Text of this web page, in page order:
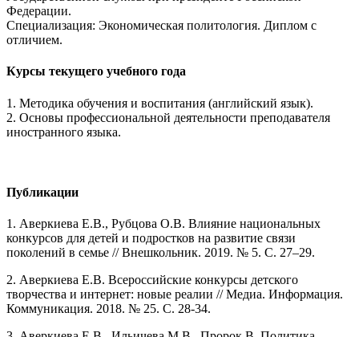
Федерации.
Специализация: Экономическая политология. Диплом с
отличием.
Курсы текущего учебного года
1. Методика обучения и воспитания (английский язык).
2. Основы профессиональной деятельности преподавателя
иностранного языка.
Публикации
1. Аверкиева Е.В., Рубцова О.В. Влияние национальных
конкурсов для детей и подростков на развитие связи
поколений в семье // Внешкольник. 2019. № 5. С. 27–29.
2. Аверкиева Е.В. Всероссийские конкурсы детского
творчества и интернет: новые реалии // Медиа. Информация.
Коммуникация. 2018. № 25. С. 28-34.